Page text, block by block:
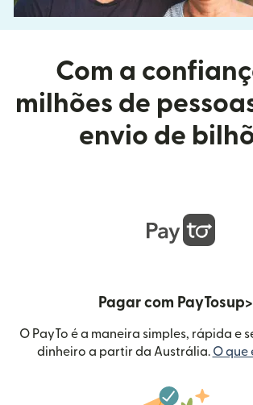
Com a
milhões de
envio de
Pagar com
O PayTo é a maneira simples, rápida e
dinheiro a partir da Austrália. O que